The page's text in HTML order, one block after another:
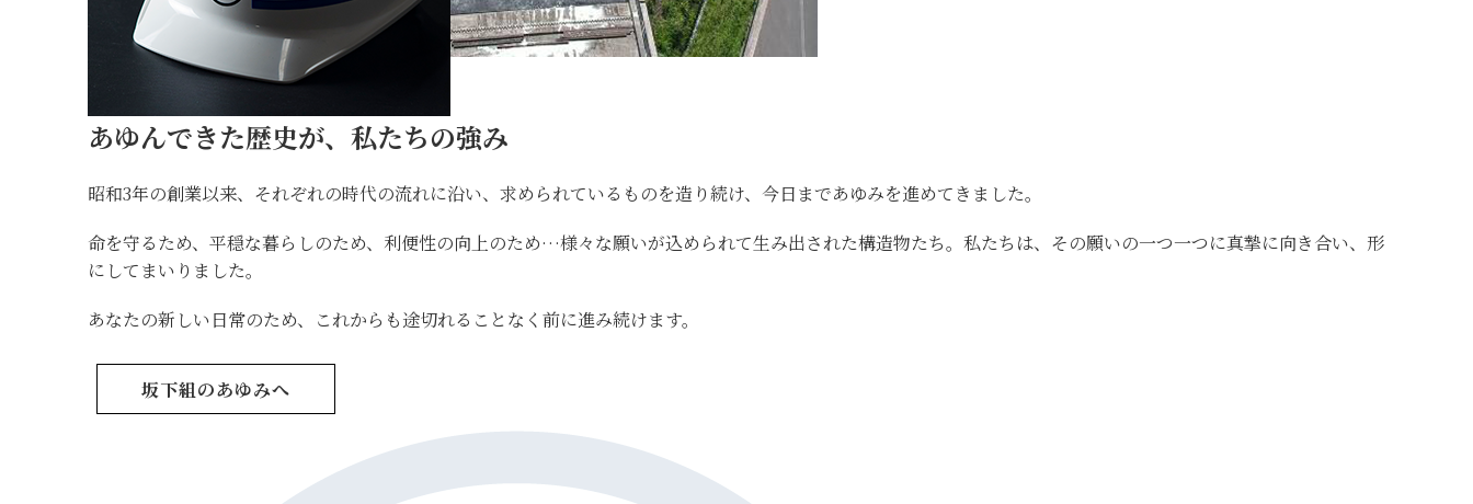
あゆんできた歴史が、私たちの強み
昭和3年の創業以来、それぞれの時代の流れに沿い、求められているものを造り続け、今日まであゆみを進めてきました。
命を守るため、平穏な暮らしのため、利便性の向上のため…様々な願いが込められて生み出された構造物たち。私たちは、その願いの一つ一つに真摯に向き合い、形
にしてまいりました。
あなたの新しい日常のため、これからも途切れることなく前に進み続けます。
坂下組のあゆみへ